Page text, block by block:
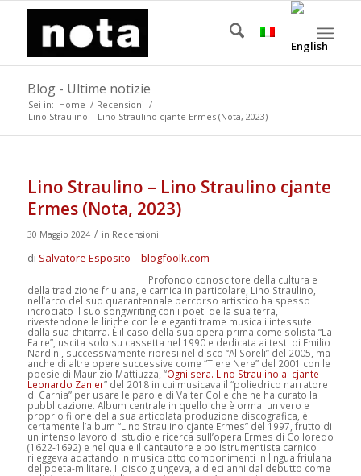
Blog - Ultime notizie
Sei in: Home / Recensioni /
Lino Straulino – Lino Straulino cjante Ermes (Nota, 2023)
Lino Straulino – Lino Straulino cjante
Ermes (Nota, 2023)
30 Maggio 2024 / in Recensioni
di Salvatore Esposito – blogfoolk.com
Profondo conoscitore della cultura e
della tradizione friulana, e carnica in particolare, Lino Straulino,
nell’arco del suo quarantennale percorso artistico ha spesso
incrociato il suo songwriting con i poeti della sua terra,
rivestendone le liriche con le eleganti trame musicali intessute
dalla sua chitarra. È il caso della sua opera prima come solista “La
Faire”, uscita solo su cassetta nel 1990 e dedicata ai testi di Emilio
Nardini, successivamente ripresi nel disco “Al Soreli” del 2005, ma
anche di altre opere successive come “Tiere Nere” del 2001 con le
poesie di Maurizio Mattiuzza, “Ogni sera. Lino Straulino al cjante
Leonardo Zanier” del 2018 in cui musicava il “poliedrico narratore
di Carnia”per usare le parole di Valter Colle che ne ha curato la
pubblicazione. Album centrale in quello che è ormai un vero e
proprio filone della sua articolata produzione discografica, è
certamente l’album “Lino Straulino cjante Ermes” del 1997, frutto di
un intenso lavoro di studio e ricerca sull’opera Ermes di Colloredo
(1622-1692) e nel quale il cantautore e polistrumentista carnico
rileggeva adattando in musica otto componimenti in lingua friulana
del poeta-militare. Il disco giungeva, a dieci anni dal debutto come